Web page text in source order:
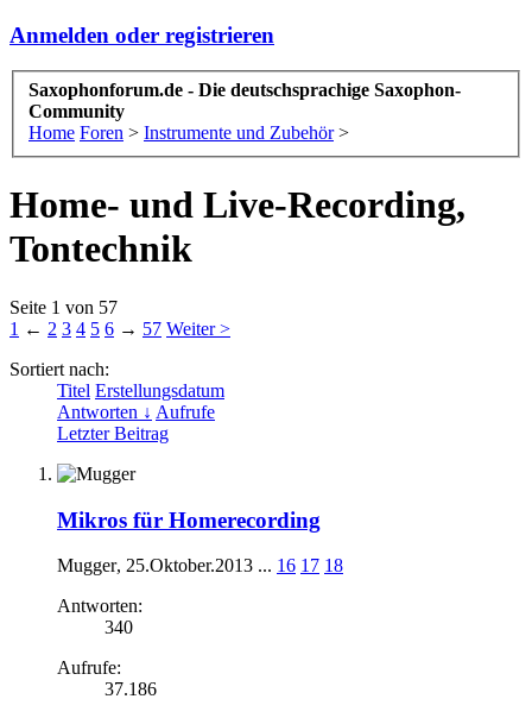
Anmelden oder registrieren
Saxophonforum.de - Die deutschsprachige Saxophon-
Community
Home Foren > Instrumente und Zubehör >
Home- und Live-Recording,
Tontechnik
Seite 1 von 57
1 ← 2 3 4 5 6 → 57 Weiter >
Sortiert nach:
Titel Erstellungsdatum
Antworten ↓ Aufrufe
Letzter Beitrag
Mikros für Homerecording
Mugger, 25.Oktober.2013 ... 16 17 18
Antworten:
340
Aufrufe:
37.186